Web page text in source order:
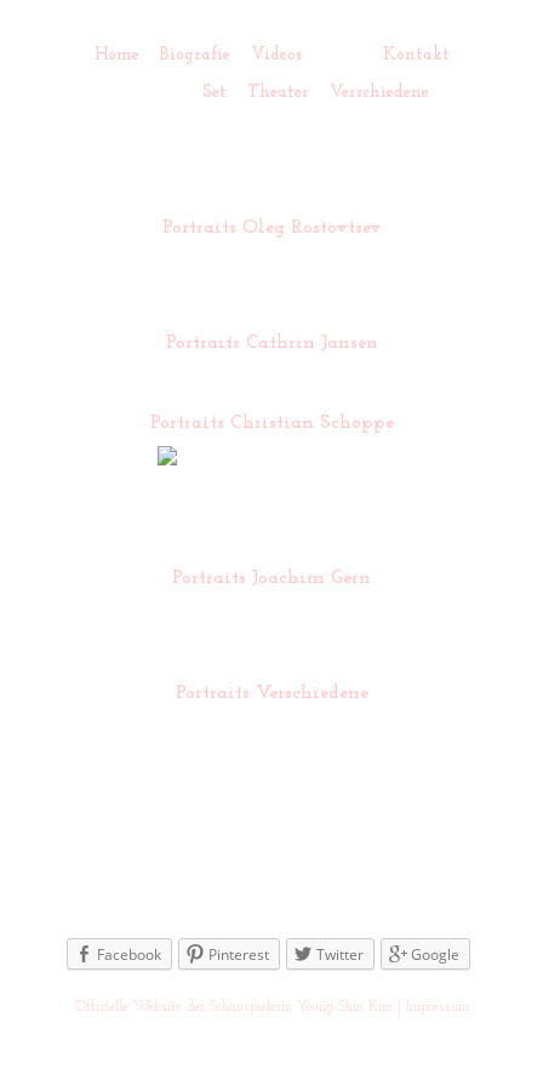
Home Biografie Videos Kontakt
Set Theater Verschiedene
Portraits Oleg Rostovtsev
Portraits Cathrin Jansen
Portraits Christian Schoppe
Portraits Joachim Gern
Portraits Verschiedene
Facebook Pinterest Twitter Google
Offizielle Website der Schauspielerin Young-Shin Kim | Impressum